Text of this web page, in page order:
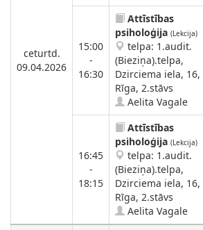
ceturtd.
09.04.2026
15:00
-
16:30
Attīstības
psiholoģija (Lekcija)
telpa: 1.audit.
(Bieziņa).telpa,
Dzirciema iela, 16,
Rīga, 2.stāvs
Aelita Vagale
16:45
-
18:15
Attīstības
psiholoģija (Lekcija)
telpa: 1.audit.
(Bieziņa).telpa,
Dzirciema iela, 16,
Rīga, 2.stāvs
Aelita Vagale